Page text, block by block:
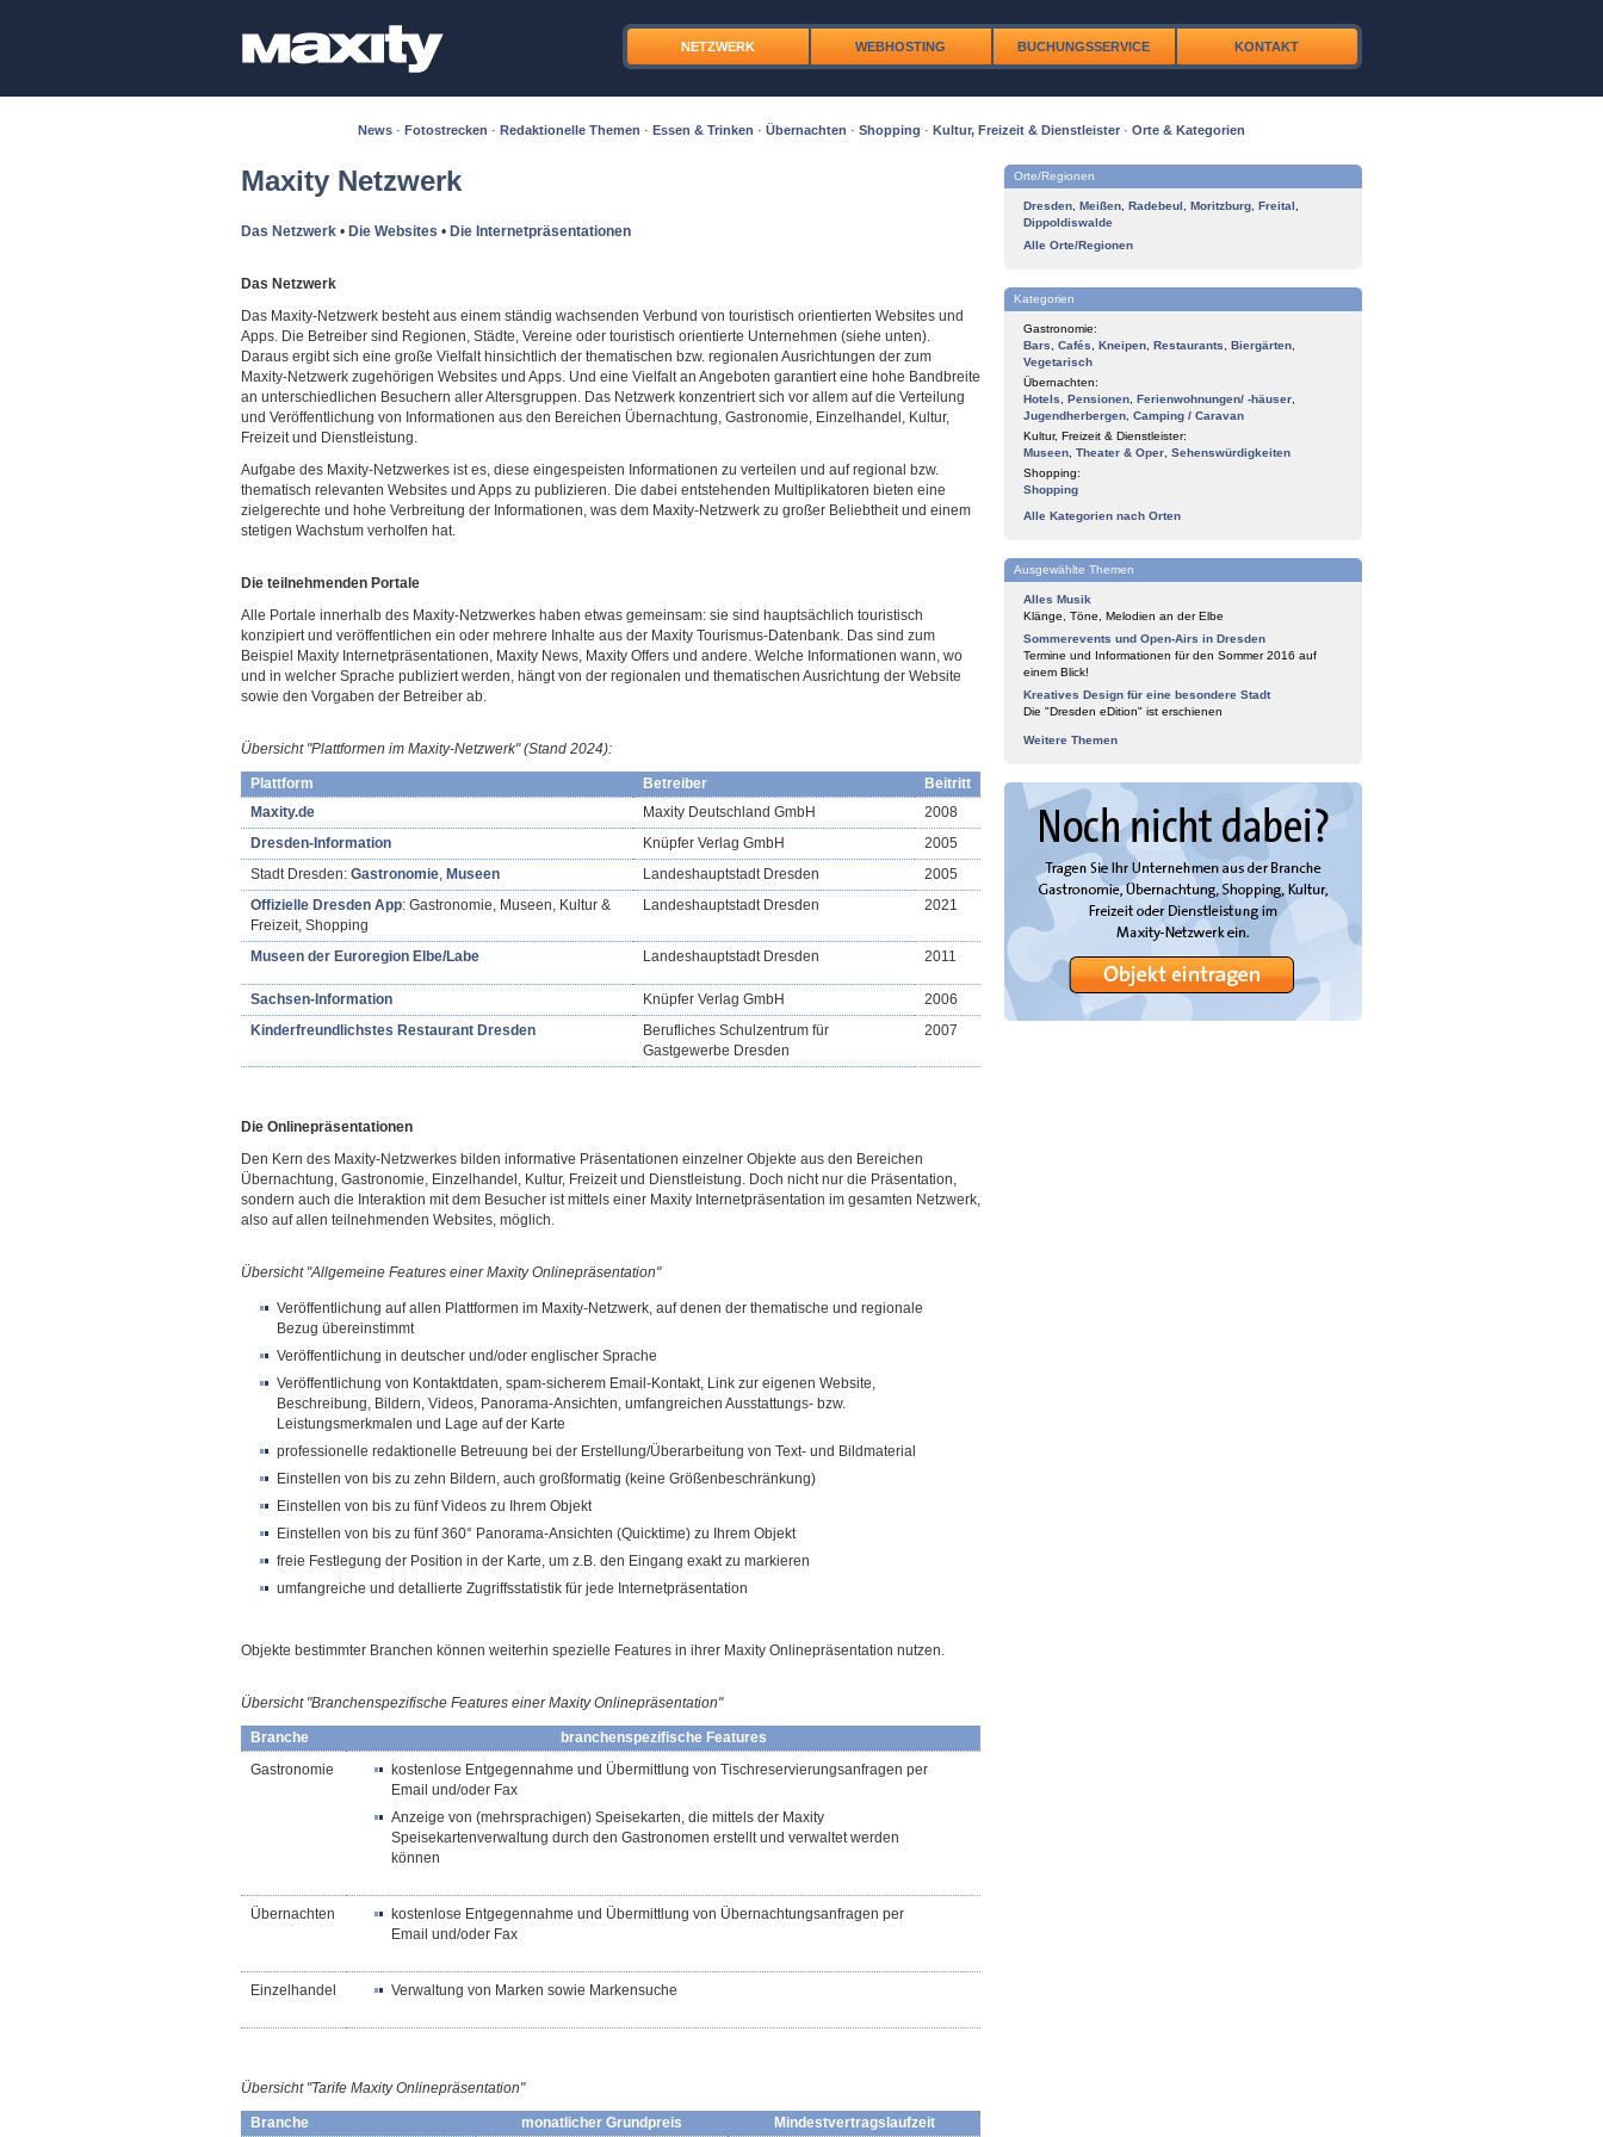
NETZWERK WEBHOSTING BUCHUNGSSERVICE KONTAKT
News · Fotostrecken · Redaktionelle Themen · Essen & Trinken · Übernachten · Shopping · Kultur, Freizeit & Dienstleister · Orte & Kategorien
Maxity Netzwerk
Das Netzwerk • Die Websites • Die Internetpräsentationen
Das Netzwerk
Das Maxity-Netzwerk besteht aus einem ständig wachsenden Verbund von touristisch orientierten Websites und
Apps. Die Betreiber sind Regionen, Städte, Vereine oder touristisch orientierte Unternehmen (siehe unten).
Daraus ergibt sich eine große Vielfalt hinsichtlich der thematischen bzw. regionalen Ausrichtungen der zum
Maxity-Netzwerk zugehörigen Websites und Apps. Und eine Vielfalt an Angeboten garantiert eine hohe Bandbreite
an unterschiedlichen Besuchern aller Altersgruppen. Das Netzwerk konzentriert sich vor allem auf die Verteilung
und Veröffentlichung von Informationen aus den Bereichen Übernachtung, Gastronomie, Einzelhandel, Kultur,
Freizeit und Dienstleistung.
Aufgabe des Maxity-Netzwerkes ist es, diese eingespeisten Informationen zu verteilen und auf regional bzw.
thematisch relevanten Websites und Apps zu publizieren. Die dabei entstehenden Multiplikatoren bieten eine
zielgerechte und hohe Verbreitung der Informationen, was dem Maxity-Netzwerk zu großer Beliebtheit und einem
stetigen Wachstum verholfen hat.
Die teilnehmenden Portale
Alle Portale innerhalb des Maxity-Netzwerkes haben etwas gemeinsam: sie sind hauptsächlich touristisch
konzipiert und veröffentlichen ein oder mehrere Inhalte aus der Maxity Tourismus-Datenbank. Das sind zum
Beispiel Maxity Internetpräsentationen, Maxity News, Maxity Offers und andere. Welche Informationen wann, wo
und in welcher Sprache publiziert werden, hängt von der regionalen und thematischen Ausrichtung der Website
sowie den Vorgaben der Betreiber ab.
Übersicht "Plattformen im Maxity-Netzwerk"(Stand 2024):
Plattform Betreiber
Beitritt
Maxity.de
Maxity Deutschland GmbH
2008
Dresden-Information
Knüpfer Verlag GmbH
2005
Stadt Dresden: Gastronomie, Museen Landeshauptstadt Dresden
2005
Offizielle Dresden App: Gastronomie, Museen, Kultur &
Freizeit, Shopping
Landeshauptstadt Dresden 2021
Museen der Euroregion Elbe/Labe Landeshauptstadt Dresden 2011
Sachsen-Information Knüpfer Verlag GmbH
2006
Kinderfreundlichstes Restaurant Dresden
Berufliches Schulzentrum für
Gastgewerbe Dresden
2007
Die Onlinepräsentationen
Den Kern des Maxity-Netzwerkes bilden informative Präsentationen einzelner Objekte aus den Bereichen
Übernachtung, Gastronomie, Einzelhandel, Kultur, Freizeit und Dienstleistung. Doch nicht nur die Präsentation,
sondern auch die Interaktion mit dem Besucher ist mittels einer Maxity Internetpräsentation im gesamten Netzwerk,
also auf allen teilnehmenden Websites, möglich.
Übersicht "Allgemeine Features einer Maxity Onlinepräsentation"
Veröffentlichung auf allen Plattformen im Maxity-Netzwerk, auf denen der thematische und regionale
Bezug übereinstimmt
Veröffentlichung in deutscher und/oder englischer Sprache
Veröffentlichung von Kontaktdaten, spam-sicherem Email-Kontakt, Link zur eigenen Website,
Beschreibung, Bildern, Videos, Panorama-Ansichten, umfangreichen Ausstattungs- bzw.
Leistungsmerkmalen und Lage auf der Karte
professionelle redaktionelle Betreuung bei der Erstellung/Überarbeitung von Text- und Bildmaterial
Einstellen von bis zu zehn Bildern, auch großformatig (keine Größenbeschränkung)
Einstellen von bis zu fünf Videos zu Ihrem Objekt
Einstellen von bis zu fünf 360° Panorama-Ansichten (Quicktime) zu Ihrem Objekt
freie Festlegung der Position in der Karte, um z.B. den Eingang exakt zu markieren
umfangreiche und detallierte Zugriffsstatistik für jede Internetpräsentation
Objekte bestimmter Branchen können weiterhin spezielle Features in ihrer Maxity Onlinepräsentation nutzen.
Übersicht "Branchenspezifische Features einer Maxity Onlinepräsentation"
Branche
branchenspezifische Features
Gastronomie
kostenlose Entgegennahme und Übermittlung von Tischreservierungsanfragen per
Email und/oder Fax
Anzeige von (mehrsprachigen) Speisekarten, die mittels der Maxity
Speisekartenverwaltung durch den Gastronomen erstellt und verwaltet werden
können
Übernachten
kostenlose Entgegennahme und Übermittlung von Übernachtungsanfragen per
Email und/oder Fax
Einzelhandel Verwaltung von Marken sowie Markensuche
Übersicht "Tarife MaxityOnlinepräsentation"
Branche monatlicher Grundpreis Mindestvertragslaufzeit
Orte/Regionen
Dresden Meißen Radebeul Moritzburg Freital
Dippoldiswalde
Alle Orte/Regionen
Kategorien
Gastronomie:
Bars
Cafés Kneipen Restaurants Biergärten
Vegetarisch
Übernachten:
Hotels
Pensionen Ferienwohnungen/ -häuser
Jugendherbergen Camping / Caravan
Kultur, Freizeit & Dienstleister:
Museen Theater & Oper Sehenswürdigkeiten
Shopping:
Shopping
Alle Kategorien nach Orten
Ausgewählte Themen
Alles Musik
Klänge, Töne, Melodien an der Elbe
Sommerevents und Open-Airs in Dresden
Termine und Informationen für den Sommer 2016 auf
einem Blick!
Kreatives Design für eine besondere Stadt
Die "Dresden eDition" ist erschienen
Weitere Themen